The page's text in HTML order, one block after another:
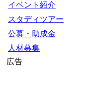
イベント紹介
スタディツアー
公募・助成金
人材募集
広告